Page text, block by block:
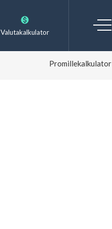
Valutakalkulator
Promillekalkulator